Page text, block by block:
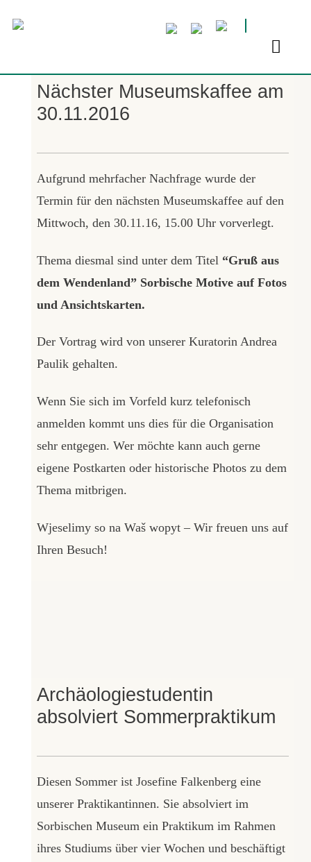
Nächster Museumskaffee am
30.11.2016
Aufgrund mehrfacher Nachfrage wurde der
Termin für den nächsten Museumskaffee auf den
Mittwoch, den 30.11.16, 15.00 Uhr vorverlegt.
Thema diesmal sind unter dem Titel “Gruß aus
dem Wendenland” Sorbische Motive auf Fotos
und Ansichtskarten.
Der Vortrag wird von unserer Kuratorin Andrea
Paulik gehalten.
Wenn Sie sich im Vorfeld kurz telefonisch
anmelden kommt uns dies für die Organisation
sehr entgegen. Wer möchte kann auch gerne
eigene Postkarten oder historische Photos zu dem
Thema mitbrigen.
Wjeselimy so na Waš wopyt – Wir freuen uns auf
Ihren Besuch!
Archäologiestudentin
absolviert Sommerpraktikum
Diesen Sommer ist Josefine Falkenberg eine
unserer Praktikantinnen. Sie absolviert im
Sorbischen Museum ein Praktikum im Rahmen
ihres Studiums über vier Wochen und beschäftigt